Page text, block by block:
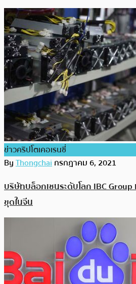
ข่าวคริปโตเคอเรนซี่
ByThongchaiกรกฎาคม 6, 2021
บริษัทบล็อกเชนระดับโลก IBC
ขุดในจีน